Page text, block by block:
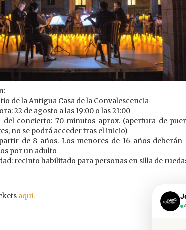
de la Antigua Casa de la Convalescencia
22 de agosto a las 19:00 o las 21:00
del concierto: 70 minutos aprox. (apertura de
no se podrá acceder tras el inicio)
de 8 años. Los menores de 16 años deberán
por un adulto
recinto habilitado para personas en silla de
aqui.